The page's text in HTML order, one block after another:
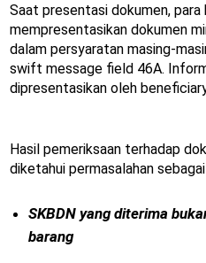
Saat presentasi dokumen,
mempresentasikan dokumen
dalam persyaratan masing-
swift message field 46A.
dipresentasikan oleh
Hasil pemeriksaan terhadap
diketahui permasalahan
SKBDN yang diterima
barang